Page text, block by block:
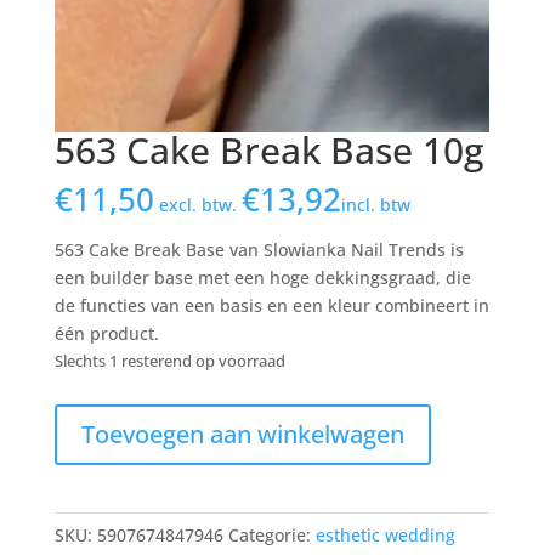
563 Cake Break Base 10g
€11,50 excl. btw. €13,92incl. btw
563 Cake Break Base van Slowianka Nail Trends is
een builder base met een hoge dekkingsgraad, die
de functies van een basis en een kleur combineert in
één product.
Slechts 1 resterend op voorraad
Cake
10g
Toevoegen aan winkelwagen
SKU: 5907674847946 Categorie: esthetic wedding